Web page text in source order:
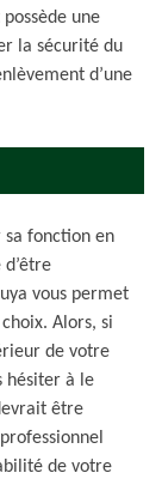
une
la sécurité du
d’une
sa fonction en
vous permet
Alors, si
de votre
hésiter à le
être
de votre